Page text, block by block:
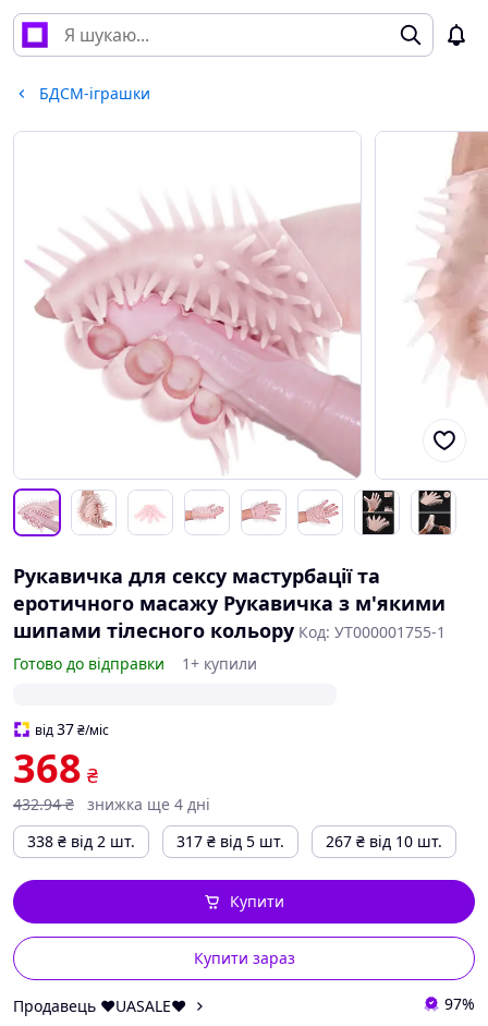
БДСМ-іграшки
Рукавичка для сексу мастурбації та
еротичного масажу Рукавичка з м'якими
шипами тілесного кольору Код: УТ000001755-1
Готово до відправки
1+ купили
від37₴/міс
368 ₴
432.94 ₴
знижка ще 4 дні
338 ₴ від 2 шт. 317 ₴ від 5 шт. 267 ₴ від 10 шт.
Купити зараз
Купити
Продавець ❤️UASALE❤️ 97%